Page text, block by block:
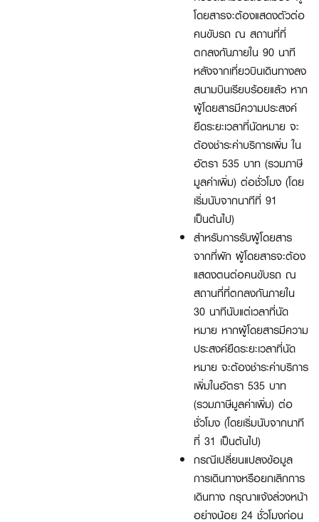
โดยสารจะต้องแสดงตัวต่อ
คนขับรถ ณ สถานที่ที่
ตกลงกันภายใน 90 นาที
หลังจากเที่ยวบินเดินทางลง
สนามบินเรียบร้อยแล้ว หาก
ผู้โดยสารมีความประสงค์
ยืดระยะเวลาที่นัดหมาย จะ
ต้องชำระค่าบริการเพิ่ม ใน
อัตรา 535 บาท (รวมภาษี
มูลค่าเพิ่ม) ต่อชั่วโมง (โดย
เริ่มนับจากนาทีที่ 91
เป็นต้นไป)
สำหรับการรับผู้โดยสาร
จากที่พัก ผู้โดยสารจะต้อง
แสดงตนต่อคนขับรถ ณ
สถานที่ที่ตกลงกันภายใน
30 นาทีนับแต่เวลาที่นัด
หมาย หากผู้โดยสารมีความ
ประสงค์ยืดระยะเวลาที่นัด
หมาย จะต้องชำระค่าบริการ
เพิ่มในอัตรา 535 บาท
(รวมภาษีมูลค่าเพิ่ม) ต่อ
ชั่วโมง (โดยเริ่มนับจากนาที
ที่ 31 เป็นต้นไป)
กรณีเปลี่ยนแปลงข้อมูล
การเดินทางหรือยกเลิกการ
เดินทาง กรุณาแจ้งล่วงหน้า
อย่างน้อย 24 ชั่วโมงก่อน